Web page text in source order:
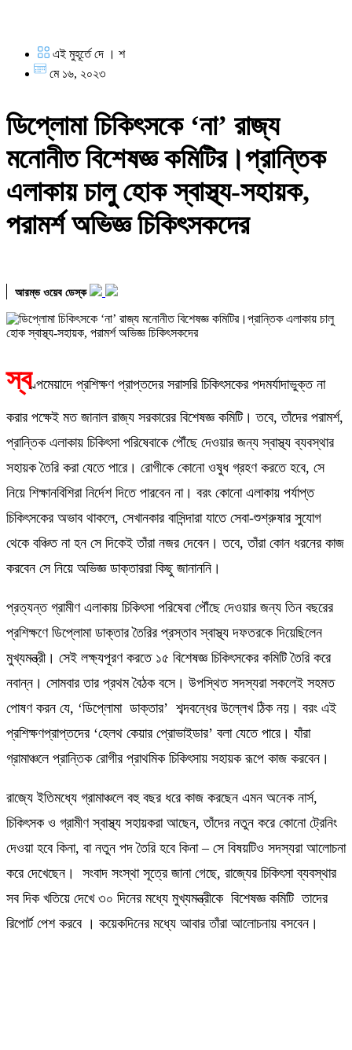
এই মুহূর্তে দে । শ
মে ১৬, ২০২৩
ডিপ্লোমা চিকিৎসকে ‘না’ রাজ্য
মনোনীত বিশেষজ্ঞ কমিটির।প্রান্তিক
এলাকায় চালু হোক স্বাস্থ্য-সহায়ক,
পরামর্শ অভিজ্ঞ চিকিৎসকদের
আরম্ভ ওয়েব ডেস্ক
স্ব ল্পমেয়াদে প্রশিক্ষণ প্রাপ্তদের সরাসরি চিকিৎসকের পদমর্যাদাভুক্ত না
করার পক্ষেই মত জানাল রাজ্য সরকারের বিশেষজ্ঞ কমিটি। তবে, তাঁদের পরামর্শ,
প্রান্তিক এলাকায় চিকিৎসা পরিষেবাকে পৌঁছে দেওয়ার জন্য স্বাস্থ্য ব্যবস্থার
সহায়ক তৈরি করা যেতে পারে। রোগীকে কোনো ওষুধ গ্রহণ করতে হবে, সে
নিয়ে শিক্ষানবিশিরা নির্দেশ দিতে পারবেন না। বরং কোনো এলাকায় পর্যাপ্ত
চিকিৎসকের অভাব থাকলে, সেখানকার বাসিন্দারা যাতে সেবা-শুশ্রুষার সুযোগ
থেকে বঞ্চিত না হন সে দিকেই তাঁরা নজর দেবেন। তবে, তাঁরা কোন ধরনের কাজ
করবেন সে নিয়ে অভিজ্ঞ ডাক্তাররা কিছু জানাননি।
প্রত্যন্ত গ্রামীণ এলাকায় চিকিৎসা পরিষেবা পৌঁছে দেওয়ার জন্য তিন বছরের
প্রশিক্ষণে ডিপ্লোমা ডাক্তার তৈরির প্রস্তাব স্বাস্থ্য দফতরকে দিয়েছিলেন
মুখ্যমন্ত্রী। সেই লক্ষ্যপূরণ করতে ১৫ বিশেষজ্ঞ চিকিৎসকের কমিটি তৈরি করে
নবান্ন। সোমবার তার প্রথম বৈঠক বসে। উপস্থিত সদস্যরা সকলেই সহমত
পোষণ করন যে, ‘ডিপ্লোমা ডাক্তার’ শব্দবন্ধের উল্লেখ ঠিক নয়। বরং এই
প্রশিক্ষণপ্রাপ্তদের ‘হেলথ কেয়ার প্রোভাইডার’ বলা যেতে পারে। যাঁরা
গ্রামাঞ্চলে প্রান্তিক রোগীর প্রাথমিক চিকিৎসায় সহায়ক রূপে কাজ করবেন।
রাজ্যে ইতিমধ্যে গ্রামাঞ্চলে বহু বছর ধরে কাজ করছেন এমন অনেক নার্স,
চিকিৎসক ও গ্রামীণ স্বাস্থ্য সহায়করা আছেন, তাঁদের নতুন করে কোনো ট্রেনিং
দেওয়া হবে কিনা, বা নতুন পদ তৈরি হবে কিনা – সে বিষয়টিও সদস্যরা আলোচনা
করে দেখেছেন। সংবাদ সংস্থা সূত্রে জানা গেছে, রাজ্যের চিকিৎসা ব্যবস্থার
সব দিক খতিয়ে দেখে ৩০ দিনের মধ্যে মুখ্যমন্ত্রীকে বিশেষজ্ঞ কমিটি তাদের
রিপোর্ট পেশ করবে । কয়েকদিনের মধ্যে আবার তাঁরা আলোচনায় বসবেন।